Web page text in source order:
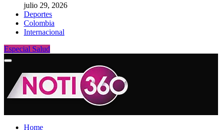
julio 29, 2026
Deportes
Colombia
Internacional
Especial Salud
Home